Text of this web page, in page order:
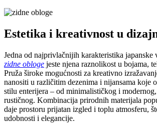
Estetika i kreativnost u
Jedna od najprivlačnijih karakteristika japanske
zidne obloge jeste njena raznolikost u bojama,
Pruža široke mogućnosti za kreativno
nanositi u različitim dezenima i nijansama koje
stilu enterijera – od minimalističkog i
rustičnog. Kombinacija prirodnih materijala
daje prostoru prijatan izgled i toplu atmosferu,
udobnosti i elegancije.